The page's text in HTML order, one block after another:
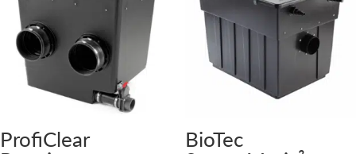
ProfiClear
BioTec